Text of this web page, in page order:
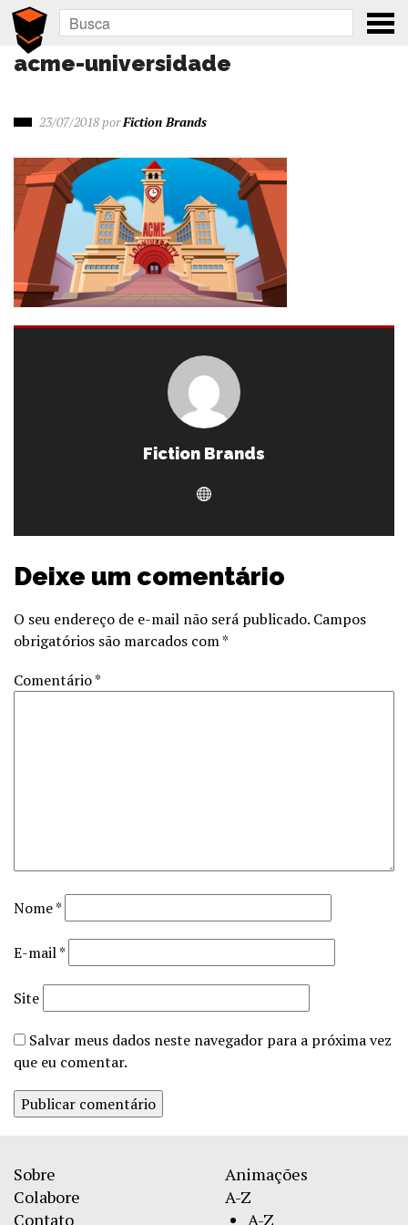
acme-universidade
23/07/2018porFiction Brands
Fiction Brands
Deixe um comentário
O seu endereço de e-mail não será publicado. Campos
obrigatórios são marcados com*
Comentário*
Nome*
E-mail*
Site
Salvar meus dados neste navegador para a próxima vez
que eu comentar.
Sobre
Colabore
Contato
Animações
A-Z
A-Z